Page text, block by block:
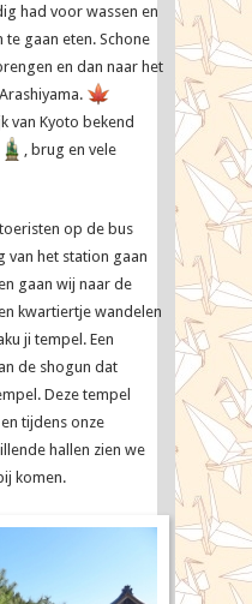
had voor wassen en
gaan eten. Schone
en dan naar het
van Kyoto bekend
, brug en vele
op de bus
van het station gaan
gaan wij naar de
kwartiertje wandelen
ji tempel. Een
de shogun dat
Deze tempel
tijdens onze
hallen zien we
komen.